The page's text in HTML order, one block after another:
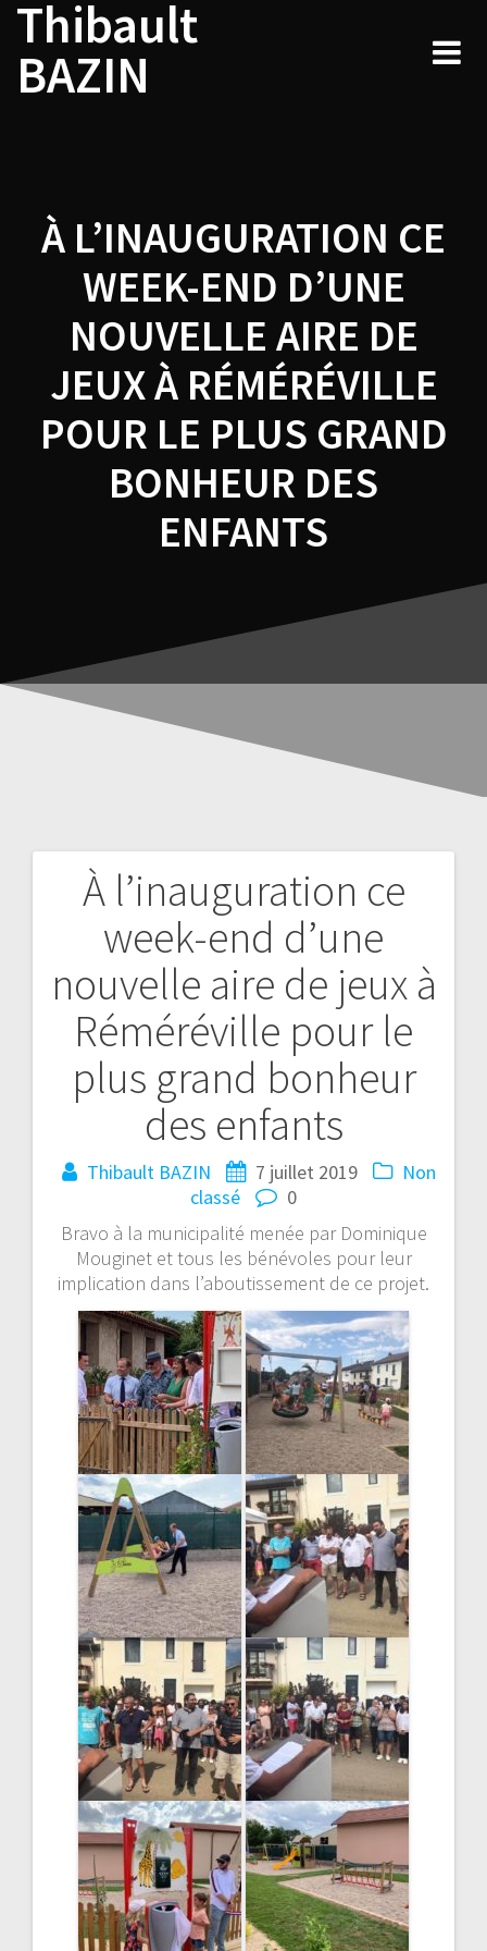
Skip
content
Thibault
BAZIN
À L’INAUGURATION CE
WEEK-END D’UNE
NOUVELLE AIRE DE
JEUX À RÉMÉRÉVILLE
POUR LE PLUS GRAND
BONHEUR DES
ENFANTS
À l’inauguration ce
week-end d’une
nouvelle aire de jeux à
Réméréville pour le
plus grand bonheur
des enfants
Thibault BAZIN 7 juillet 2019
Non
classé
0
Bravo à la municipalité menée par Dominique
Mouginet et tous les bénévoles pour leur
implication dans l’aboutissement de ce projet.
Navigation
de